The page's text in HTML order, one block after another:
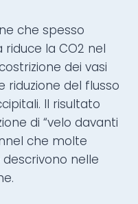
che spesso
la CO2 nel
dei vasi
riduzione del flusso
Il risultato
di “velo davanti
che molte
nelle